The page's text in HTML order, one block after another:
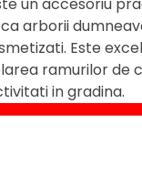
un accesoriu
arborii
Este
ramurilor de
in gradina.